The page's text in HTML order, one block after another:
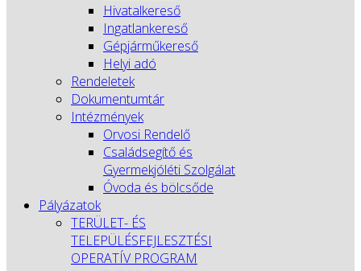
Hivatalkereső
Ingatlankereső
Gépjárműkereső
Helyi adó
Rendeletek
Dokumentumtár
Intézmények
Orvosi Rendelő
Családsegítő és
Gyermekjóléti Szolgálat
Óvoda és bölcsőde
Pályázatok
TERÜLET- ÉS
TELEPÜLÉSFEJLESZTÉSI
OPERATÍV PROGRAM